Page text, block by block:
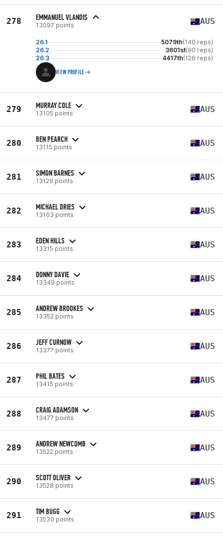
278 EMMANUEL VLANDIS
13097 points AUS
26.1 5079th(140 reps)
26.2
3601st(90 reps)
26.3
4417th(126 reps)
VIEW PROFILE
279 MURRAY COLE
13105 points AUS
280 BEN PEARCH
13115 points AUS
281 SIMON BARNES
13129 points AUS
282 MICHAEL DRIES
13163 points AUS
283 EDEN HILLS
13315 points AUS
284 DONNY DAVIE
13349 points AUS
285 ANDREW BROOKES
13352 points AUS
286 JEFF CURNOW
13377 points AUS
287 PHIL BATES
13415 points AUS
288 CRAIG ADAMSON
13477 points AUS
289 ANDREW NEWCOMB
13522 points AUS
290 SCOTT OLIVER
13528 points AUS
291 TIM BUGG
13530 points AUS